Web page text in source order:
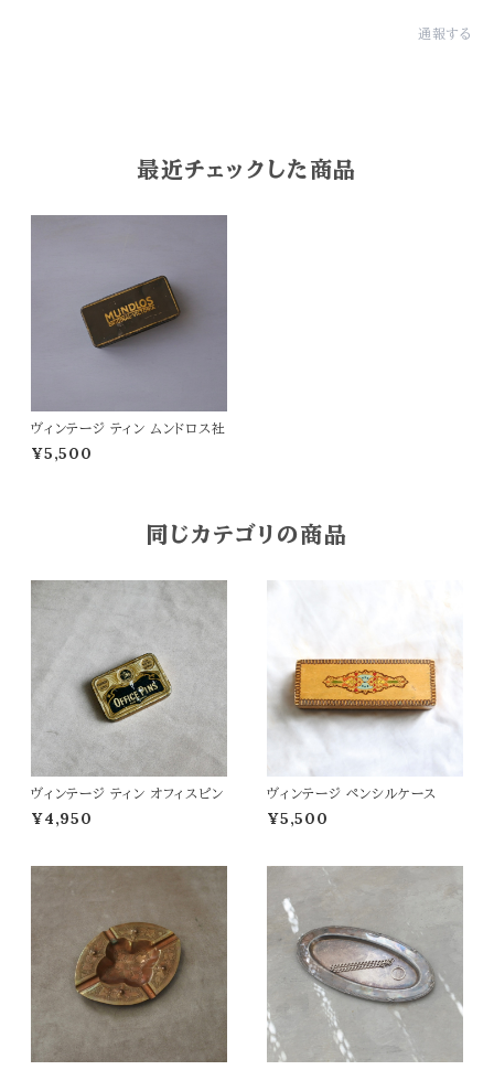
通報する
最近チェックした商品
ヴィンテージ ティン ムンドロス社
¥5,500
同じカテゴリの商品
ヴィンテージ ティン オフィスピン
¥4,950
ヴィンテージ ペンシルケース
¥5,500